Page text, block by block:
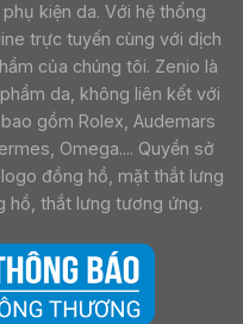
kiện da. Với hệ thống
trực tuyến cùng với dịch
của chúng tôi. Zenio là
da, không liên kết với
gồm Rolex, Audemars
Omega.... Quyền sở
đồng hồ, mặt thắt lưng
hồ, thắt lưng tương ứng.